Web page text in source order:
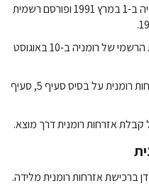
החוק הועבר לראשונה על ידי נשיא רומניה ב-1 במרץ 1991 ופורסם רשמית
מאוחר יותר הוא תוקן ופורסם בכתב העת הרשמי של רומניה ב-10 באוגוסט
אזרחים זרים יכולים להגיש בקשה לאזרחות רומנית על בסיס סעיף 5, סעיף
אזרחות רומנית דרך מוצא.